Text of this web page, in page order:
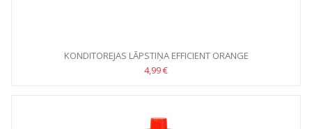
KONDITOREJAS LĀPSTIŅA EFFICIENT ORANGE
4,99 €